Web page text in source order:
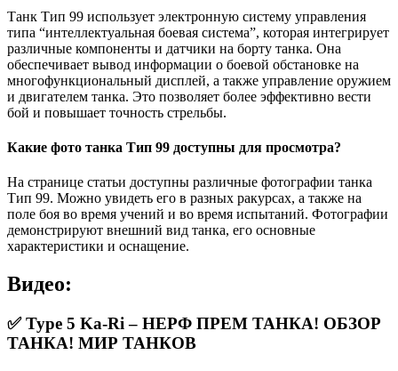
Танк Тип 99 использует электронную систему управления
типа “интеллектуальная боевая система”, которая интегрирует
различные компоненты и датчики на борту танка. Она
обеспечивает вывод информации о боевой обстановке на
многофункциональный дисплей, а также управление оружием
и двигателем танка. Это позволяет более эффективно вести
бой и повышает точность стрельбы.
Какие фото танка Тип 99 доступны для просмотра?
На странице статьи доступны различные фотографии танка
Тип 99. Можно увидеть его в разных ракурсах, а также на
поле боя во время учений и во время испытаний. Фотографии
демонстрируют внешний вид танка, его основные
характеристики и оснащение.
Видео:
✅ Type 5 Ka-Ri – НЕРФ ПРЕМ ТАНКА! ОБЗОР
ТАНКА! МИР ТАНКОВ